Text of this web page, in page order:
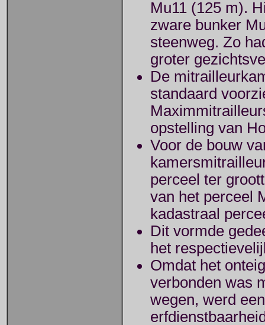
Mu11 (125 m).
zware bunker
steenweg. Zo
groter
De
standaard
opstelling van
Voor de bouw
perceel ter
van het perceel
kadastraal
Dit vormde
het
Omdat het
verbonden was
wegen, werd